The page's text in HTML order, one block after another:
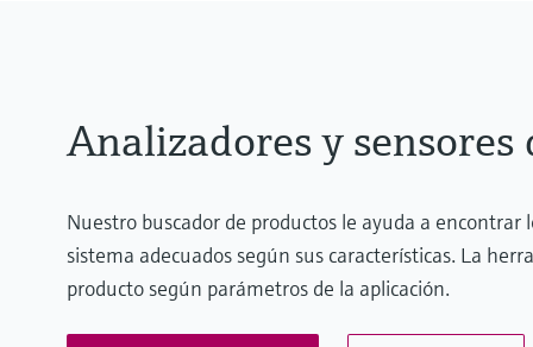
Analizadores y
Nuestro buscador de productos le ayuda a
sistema adecuados según sus características. La
producto según parámetros de la aplicación.